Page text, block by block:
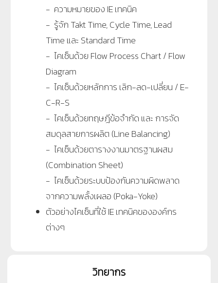
- ความหมายของ IE เทคนิค
- รู้จัก Takt Time, Cycle Time, Lead
Time และ Standard Time
- ไคเซ็นด้วย Flow Process Chart / Flow
Diagram
- ไคเซ็นด้วยหลักการ เลิก-ลด-เปลี่ยน / E-
C-R-S
- ไคเซ็นด้วยทฤษฎีข้อจำกัด และ การจัด
สมดุลสายการผลิต (Line Balancing)
- ไคเซ็นด้วยตารางงานมาตรฐานผสม
(Combination Sheet)
- ไคเซ็นด้วยระบบป้องกันความผิดพลาด
จากความพลั้งเผลอ (Poka-Yoke)
ตัวอย่างไคเซ็นที่ใช้ IE เทคนิคขององค์กร
ต่างๆ
วิทยากร